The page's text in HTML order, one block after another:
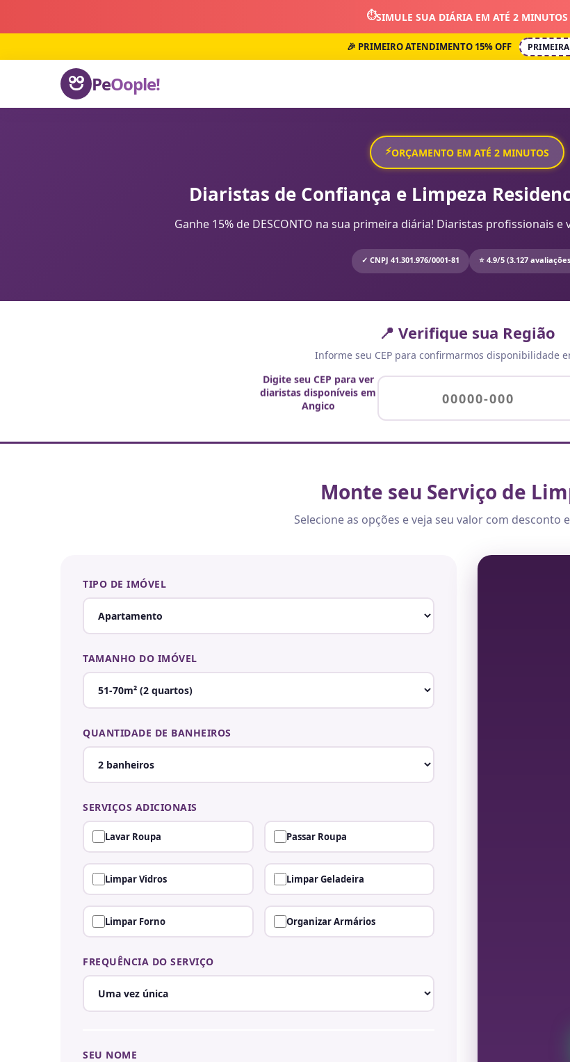
⏱️SIMULE SUA DIÁRIA EM ATÉ 2 MINUTOS
🎉 PRIMEIRO ATENDIMENTO 15% OFF
PeOople!
⚡ORÇAMENTO EM ATÉ 2 MINUTOS
Diaristas de Confiança e Limpeza
Ganhe 15% de DESCONTO na sua primeira diária! Diaristas profissionais
✓ CNPJ 41.301.976/0001-81 ⭐ 4.9/5 (3.127
📍 Verifique sua Região
Informe seu CEP para confirmarmos disponibilidade
Digite seu CEP para ver
diaristas disponíveis em
Angico
Monte seu Serviço de
Selecione as opções e veja seu valor com desconto
TIPO DE IMÓVEL
TAMANHO DO IMÓVEL
QUANTIDADE DE BANHEIROS
SERVIÇOS ADICIONAIS
Lavar Roupa Passar Roupa
Limpar Vidros Limpar Geladeira
Limpar Forno Organizar Armários
FREQUÊNCIA DO SERVIÇO
SEU NOME